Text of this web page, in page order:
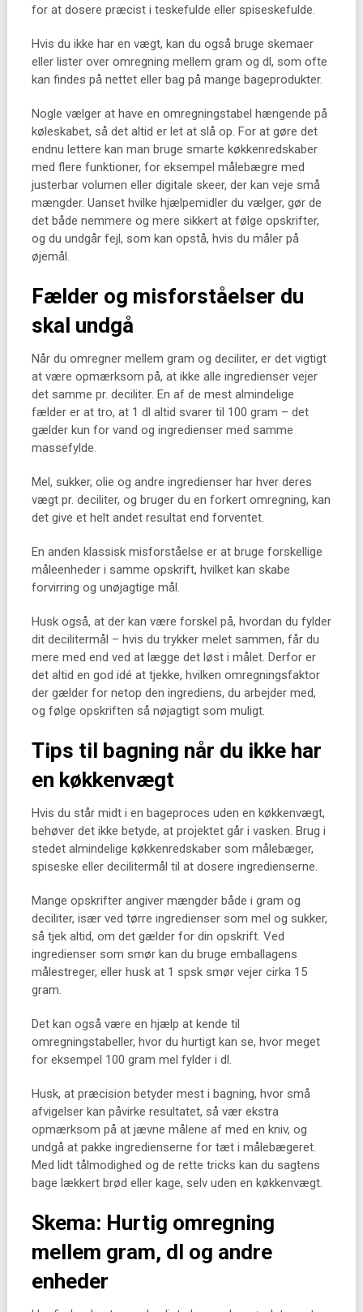
for at dosere præcist i teskefulde eller spiseskefulde.
Hvis du ikke har en vægt, kan du også bruge skemaer
eller lister over omregning mellem gram og dl, som ofte
kan findes på nettet eller bag på mange bageprodukter.
Nogle vælger at have en omregningstabel hængende på
køleskabet, så det altid er let at slå op. For at gøre det
endnu lettere kan man bruge smarte køkkenredskaber
med flere funktioner, for eksempel målebægre med
justerbar volumen eller digitale skeer, der kan veje små
mængder. Uanset hvilke hjælpemidler du vælger, gør de
det både nemmere og mere sikkert at følge opskrifter,
og du undgår fejl, som kan opstå, hvis du måler på
øjemål.
Fælder og misforståelser du
skal undgå
Når du omregner mellem gram og deciliter, er det vigtigt
at være opmærksom på, at ikke alle ingredienser vejer
det samme pr. deciliter. En af de mest almindelige
fælder er at tro, at 1 dl altid svarer til 100 gram – det
gælder kun for vand og ingredienser med samme
massefylde.
Mel, sukker, olie og andre ingredienser har hver deres
vægt pr. deciliter, og bruger du en forkert omregning, kan
det give et helt andet resultat end forventet.
En anden klassisk misforståelse er at bruge forskellige
måleenheder i samme opskrift, hvilket kan skabe
forvirring og unøjagtige mål.
Husk også, at der kan være forskel på, hvordan du fylder
dit decilitermål – hvis du trykker melet sammen, får du
mere med end ved at lægge det løst i målet. Derfor er
det altid en god idé at tjekke, hvilken omregningsfaktor
der gælder for netop den ingrediens, du arbejder med,
og følge opskriften så nøjagtigt som muligt.
Tips til bagning når du ikke har
en køkkenvægt
Hvis du står midt i en bageproces uden en køkkenvægt,
behøver det ikke betyde, at projektet går i vasken. Brug i
stedet almindelige køkkenredskaber som målebæger,
spiseske eller decilitermål til at dosere ingredienserne.
Mange opskrifter angiver mængder både i gram og
deciliter, især ved tørre ingredienser som mel og sukker,
så tjek altid, om det gælder for din opskrift. Ved
ingredienser som smør kan du bruge emballagens
målestreger, eller husk at 1 spsk smør vejer cirka 15
gram.
Det kan også være en hjælp at kende til
omregningstabeller, hvor du hurtigt kan se, hvor meget
for eksempel 100 gram mel fylder i dl.
Husk, at præcision betyder mest i bagning, hvor små
afvigelser kan påvirke resultatet, så vær ekstra
opmærksom på at jævne målene af med en kniv, og
undgå at pakke ingredienserne for tæt i målebægeret.
Med lidt tålmodighed og de rette tricks kan du sagtens
bage lækkert brød eller kage, selv uden en køkkenvægt.
Skema: Hurtig omregning
mellem gram, dl og andre
enheder